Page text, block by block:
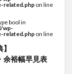
related.php on line
bool in
wp-
related.php on line
余裕幅早見表